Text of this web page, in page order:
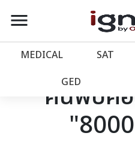
account_balance หน้าแรก
เว็บไซต์อิกไนท์
โปรโมชั่น
menu
MEDICAL SAT
GED
ค้นพบค